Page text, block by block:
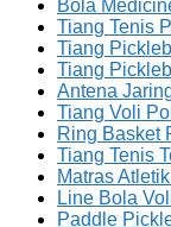
Bola
Tiang Tenis
Tiang
Tiang
Antena
Tiang Voli
Ring Basket
Tiang Tenis
Matras
Line Bola
Paddle